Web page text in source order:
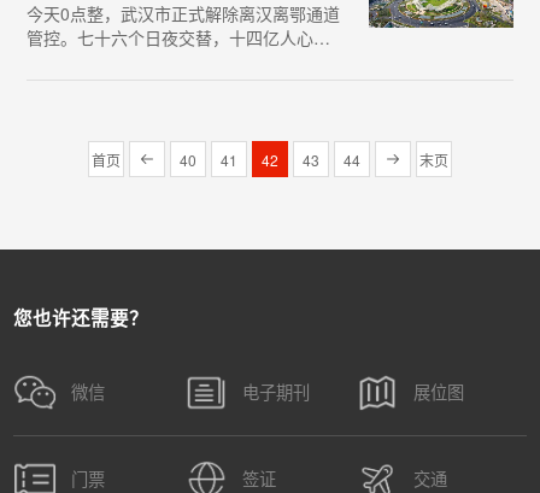
今天0点整，武汉市正式解除离汉离鄂通道
管控。七十六个日夜交替，十四亿人心头
首页 40 41 42 43 44 末页
您也许还需要？
微信 电子期刊 展位图
门票 签证 交通